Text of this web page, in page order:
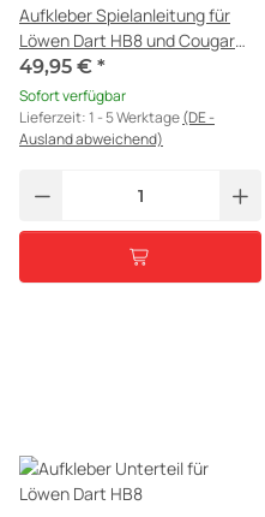
Aufkleber Spielanleitung für
Löwen Dart HB8 und Cougar
Dart
49,95 € *
Sofort verfügbar
Lieferzeit:1 - 5 Werktage(DE -
Ausland abweichend)